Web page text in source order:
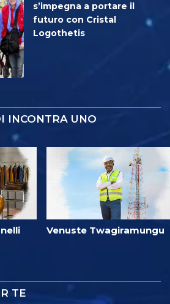
s’impegna a portare il
futuro con Cristal
Logothetis
INCONTRA UNO
Venuste Twagiramungu
TE